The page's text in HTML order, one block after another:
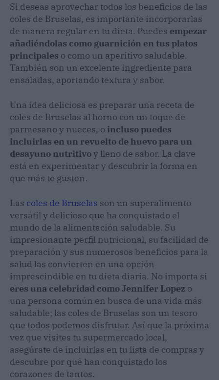
Si deseas aprovechar todos los beneficios de las
coles de Bruselas, es importante incorporarlas
de manera regular en tu dieta. Puedes empezar
añadiéndolas como guarnición en tus platos
principales o como un aperitivo saludable.
También son un excelente ingrediente para
ensaladas, aportando textura y sabor.
Una idea deliciosa es preparar una receta de
coles de Bruselas al horno con un toque de
parmesano y nueces, o incluso puedes
incluirlas en un revuelto de huevo para un
desayuno nutritivoy lleno de sabor. La clave
está en experimentar y descubrir la forma en
que más te gusten.
Las coles de Bruselas son un superalimento
versátil y delicioso que ha conquistado el
mundo de la alimentación saludable. Su
impresionante perfil nutricional, su facilidad de
preparación y sus numerosos beneficios para la
salud las convierten en una opción
imprescindible en tu dieta diaria. No importa si
eres una celebridad como Jennifer Lopez o
una persona común en busca de una vida más
saludable; las coles de Bruselas son un tesoro
que todos podemos disfrutar. Así que la próxima
vez que visites tu supermercado local,
asegúrate de incluirlas en tu lista de compras y
descubre por qué han conquistado los
corazones de tantos.